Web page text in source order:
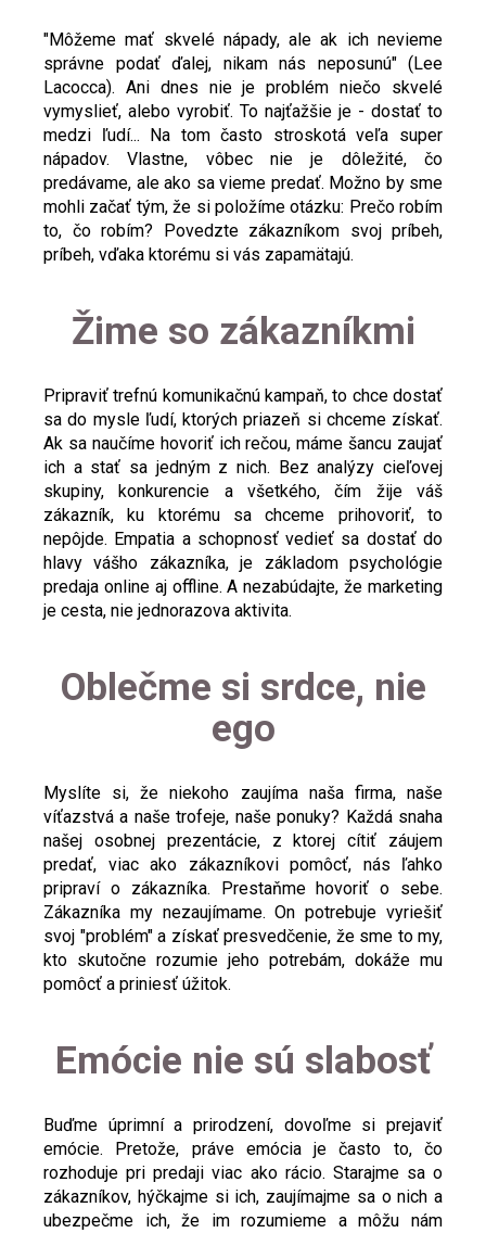
"Môžeme mať skvelé nápady, ale ak ich nevieme
správne podať ďalej, nikam nás neposunú" (Lee
Lacocca). Ani dnes nie je problém niečo skvelé
vymyslieť, alebo vyrobiť. To najťažšie je - dostať to
medzi ľudí... Na tom často stroskotá veľa super
nápadov. Vlastne, vôbec nie je dôležité, čo
predávame, ale ako sa vieme predať. Možno by sme
mohli začať tým, že si položíme otázku: Prečo robím
to, čo robím? Povedzte zákazníkom svoj príbeh,
príbeh, vďaka ktorému si vás zapamätajú.
Žime so zákazníkmi
Pripraviť trefnú komunikačnú kampaň, to chce dostať
sa do mysle ľudí, ktorých priazeň si chceme získať.
Ak sa naučíme hovoriť ich rečou, máme šancu zaujať
ich a stať sa jedným z nich. Bez analýzy cieľovej
skupiny, konkurencie a všetkého, čím žije váš
zákazník, ku ktorému sa chceme prihovoriť, to
nepôjde. Empatia a schopnosť vedieť sa dostať do
hlavy vášho zákazníka, je základom psychológie
predaja online aj offline. A nezabúdajte, že marketing
je cesta, nie jednorazova aktivita.
Oblečme si srdce, nie
ego
Myslíte si, že niekoho zaujíma naša firma, naše
víťazstvá a naše trofeje, naše ponuky? Každá snaha
našej osobnej prezentácie, z ktorej cítiť záujem
predať, viac ako zákazníkovi pomôcť, nás ľahko
pripraví o zákazníka. Prestaňme hovoriť o sebe.
Zákazníka my nezaujímame. On potrebuje vyriešiť
svoj "problém" a získať presvedčenie, že sme to my,
kto skutočne rozumie jeho potrebám, dokáže mu
pomôcť a priniesť úžitok.
Emócie nie sú slabosť
Buďme úprimní a prirodzení, dovoľme si prejaviť
emócie. Pretože, práve emócia je často to, čo
rozhoduje pri predaji viac ako rácio. Starajme sa o
zákazníkov, hýčkajme si ich, zaujímajme sa o nich a
ubezpečme ich, že im rozumieme a môžu nám